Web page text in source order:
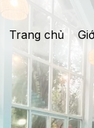
Trang chủ